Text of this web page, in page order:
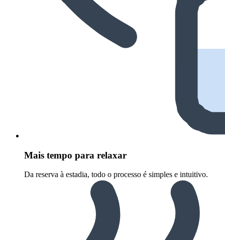
Mais tempo para relaxar
Da reserva à estadia, todo o processo é simples e intuitivo.